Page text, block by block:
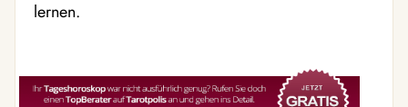
lernen.